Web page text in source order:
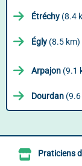
Étréchy (8.4
Égly (8.5 km)
Arpajon (9.1
Dourdan
Praticiens